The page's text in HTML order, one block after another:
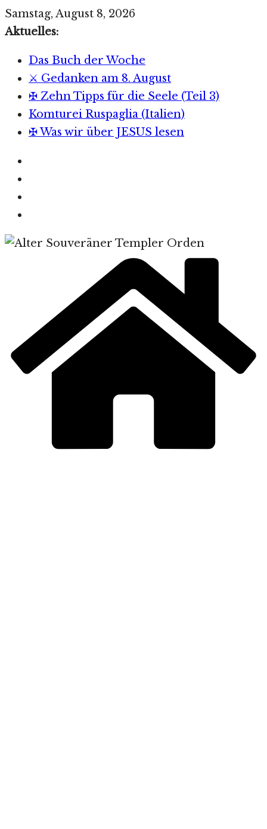
Zum
Inhalt
Samstag, August 8, 2026
Aktuelles:
Das Buch der Woche
⚔️ Gedanken am 8. August
✠ Zehn Tipps für die Seele (Teil 3)
Komturei Ruspaglia (Italien)
✠ Was wir über JESUS lesen